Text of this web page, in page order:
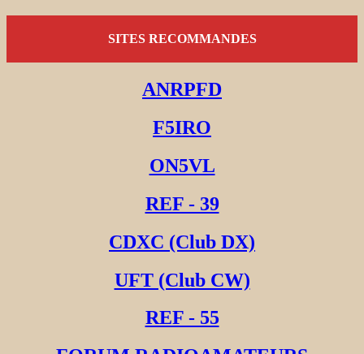
SITES RECOMMANDES
ANRPFD
F5IRO
ON5VL
REF - 39
CDXC (Club DX)
UFT (Club CW)
REF - 55